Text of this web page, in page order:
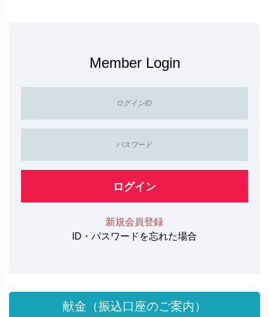
Member Login
ログイン
新規会員登録
ID・パスワードを忘れた場合